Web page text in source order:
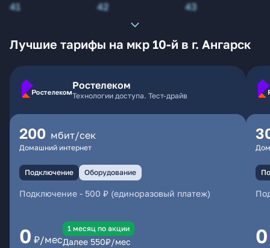
41
42 43
Лучшие тарифы на мкр 10-й в г. Ангарск
Ростелеком
Технологии доступа. Тест-драйв
200 мбит/сек
Домашний интернет
Подключение Оборудование
Подключение - 500 ₽ (единоразовый платеж)
0 ₽/мес
1 месяц по акции
Далее 550₽/мес 0